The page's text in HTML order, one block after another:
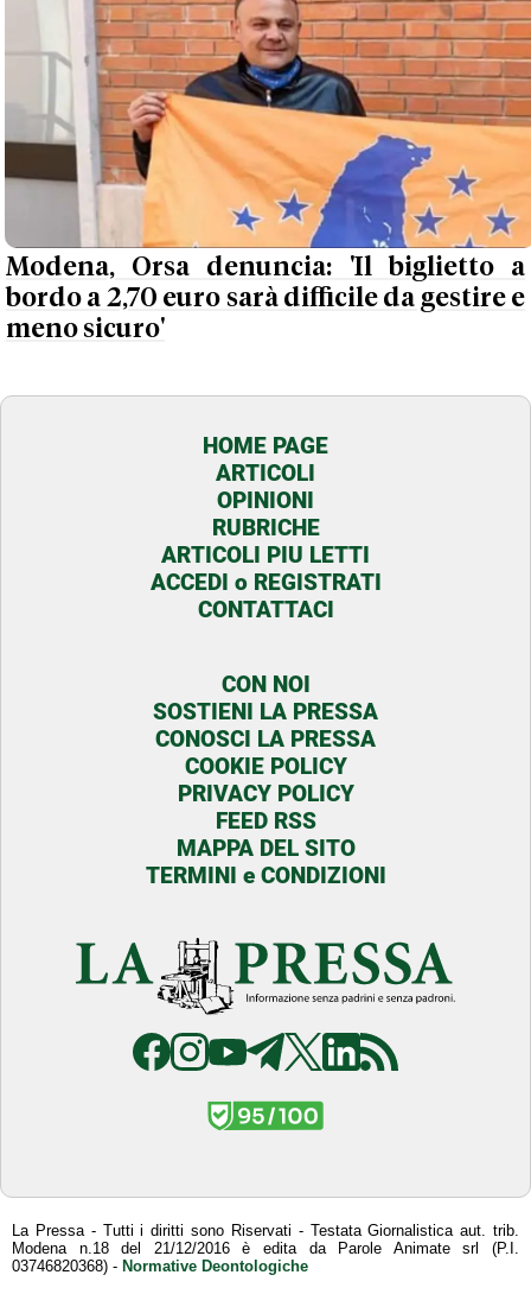
Modena, Orsa denuncia: 'Il biglietto a
bordo a 2,70 euro sarà difficile da gestire e
meno sicuro'
HOME PAGE
ARTICOLI
OPINIONI
RUBRICHE
ARTICOLI PIU LETTI
ACCEDI o REGISTRATI
CONTATTACI
CON NOI
SOSTIENI LA PRESSA
CONOSCI LA PRESSA
COOKIE POLICY
PRIVACY POLICY
FEED RSS
MAPPA DEL SITO
TERMINI e CONDIZIONI
La Pressa - Tutti i diritti sono Riservati - Testata Giornalistica aut. trib.
Modena n.18 del 21/12/2016 è edita da Parole Animate srl (P.I.
03746820368) - Normative Deontologiche